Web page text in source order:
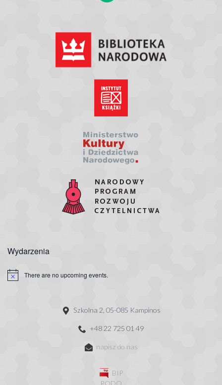
Wydarzenia
There are no upcoming events.
Szkolna 2, 05-085 Kampinos
+48 22 725 01 49
napisz do nas
BIP
RODO